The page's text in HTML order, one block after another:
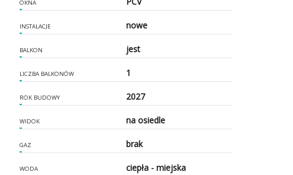
OKNA
INSTALACJE nowe
BALKON jest
LICZBA BALKONÓW 1
ROK BUDOWY 2027
WIDOK na osiedle
GAZ brak
WODA ciepła - miejska